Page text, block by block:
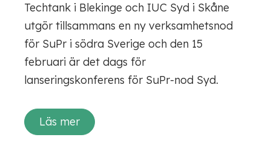
Techtank i Blekinge och IUC Syd i Skåne
utgör tillsammans en ny verksamhetsnod
för SuPr i södra Sverige och den 15
februari är det dags för
lanseringskonferens för SuPr-nod Syd.
Läs mer